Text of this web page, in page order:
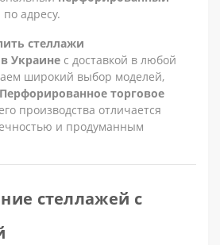
адресу.
стеллажи
Украине с доставкой в любой
широкий выбор моделей,
Перфорированное торговое
производства отличается
и продуманным
стеллажей с